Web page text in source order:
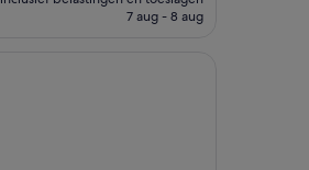
is
7 aug - 8 aug